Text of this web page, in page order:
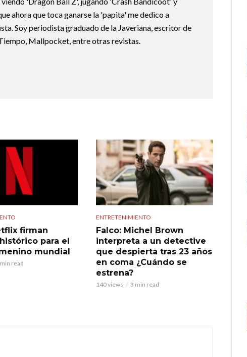
ahora que toca ganarse la 'papita' me dedico a
Soy periodista graduado de la Javeriana, escritor de
Mallpocket, entre otras revistas.
firman
para el
mundial
read
ENTRETENIMIENTO
Falco: Michel Brown
interpreta a un detective
que despierta tras 23 años
en coma ¿Cuándo se
estrena?
140 views 3 min read